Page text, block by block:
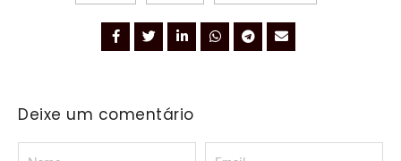
Deixe um comentário